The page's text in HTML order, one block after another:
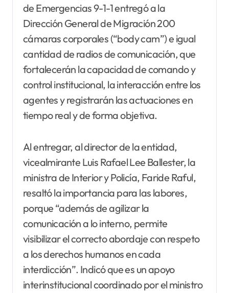
de Emergencias 9-1-1 entregó a la
Dirección General de Migración 200
cámaras corporales (“body cam”) e igual
cantidad de radios de comunicación, que
fortalecerán la capacidad de comando y
control institucional, la interacción entre los
agentes y registrarán las actuaciones en
tiempo real y de forma objetiva.
Al entregar, al director de la entidad,
vicealmirante Luis Rafael Lee Ballester, la
ministra de Interior y Policía, Faride Raful,
resaltó la importancia para las labores,
porque “además de agilizar la
comunicación a lo interno, permite
visibilizar el correcto abordaje con respeto
a los derechos humanos en cada
interdicción”. Indicó que es un apoyo
interinstitucional coordinado por el ministro